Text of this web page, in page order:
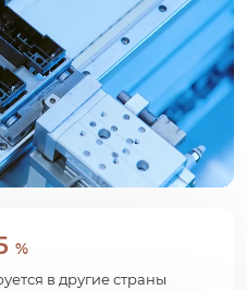
%
в другие страны